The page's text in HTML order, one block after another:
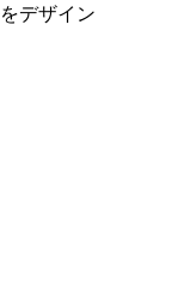
デザイン